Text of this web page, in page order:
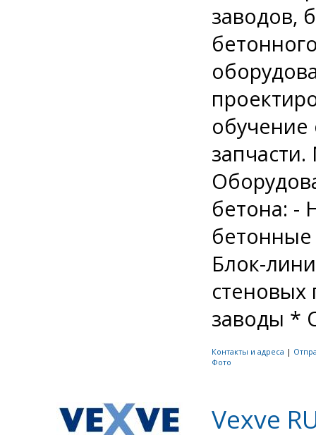
заводов,
обучение
бетона: -
Блок-
заводы *
Контакты и адреса |
Фото
Vexve